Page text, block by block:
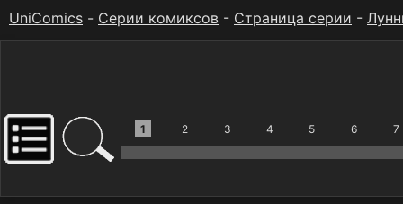
UniComics - Серии комиксов - Страница серии -
1 2 3 4 5 6 7